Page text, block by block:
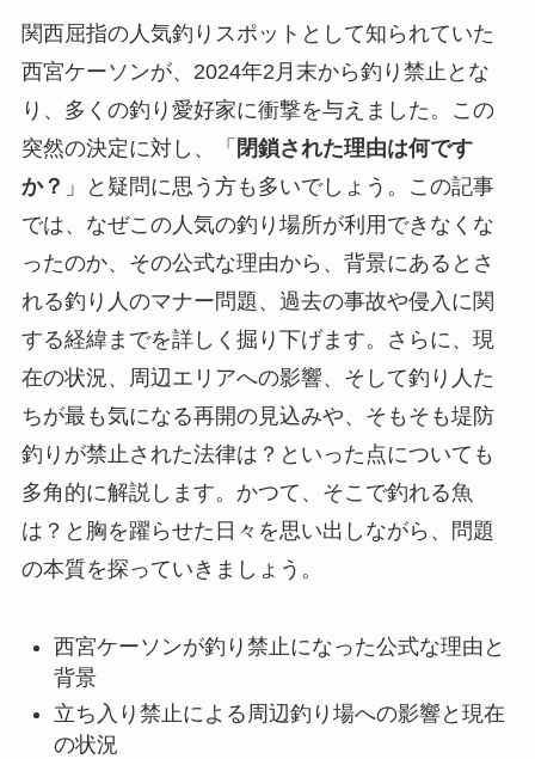
関西屈指の人気釣りスポットとして知られていた
西宮ケーソンが、2024年2月末から釣り禁止とな
り、多くの釣り愛好家に衝撃を与えました。この
突然の決定に対し、「 閉鎖された理由は何です
か？ 」と疑問に思う方も多いでしょう。この記事
では、なぜこの人気の釣り場所が利用できなくな
ったのか、その公式な理由から、背景にあるとさ
れる釣り人のマナー問題、過去の事故や侵入に関
する経緯までを詳しく掘り下げます。さらに、現
在の状況、周辺エリアへの影響、そして釣り人た
ちが最も気になる再開の見込みや、そもそも堤防
釣りが禁止された法律は？といった点についても
多角的に解説します。かつて、そこで釣れる魚
は？と胸を躍らせた日々を思い出しながら、問題
の本質を探っていきましょう。
西宮ケーソンが釣り禁止になった公式な理由と
背景
立ち入り禁止による周辺釣り場への影響と現在
の状況